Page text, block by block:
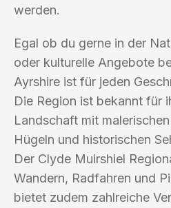
werden.
Egal ob du gerne in der
oder kulturelle Angebote
Ayrshire ist für jeden
Die Region ist bekannt für
Landschaft mit
Hügeln und historischen
Der Clyde Muirshiel
Wandern, Radfahren und
bietet zudem zahlreiche